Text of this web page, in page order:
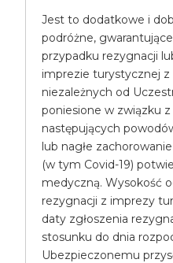
Jest to dodatkowe i
podróżne,
przypadku rezygnacji
imprezie turystycznej
niezależnych od
poniesione w związku
następujących
lub nagłe
(w tym Covid-19)
medyczną. Wysokość
rezygnacji z imprezy
daty zgłoszenia
stosunku do dnia
Ubezpieczonemu